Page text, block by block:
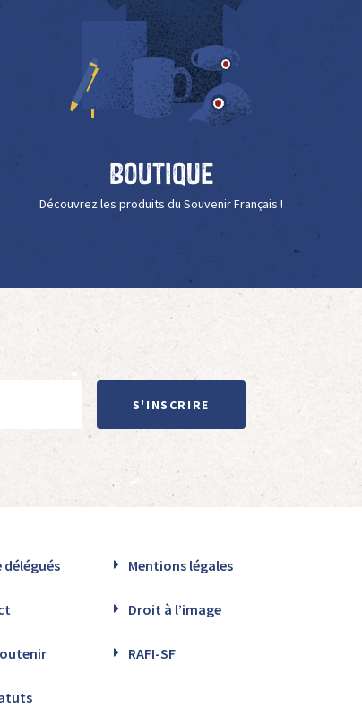
Boutique
Découvrez les produits du Souvenir Français !
S'INSCRIRE
délégués Mentions légales
Droit à l’image
RAFI-SF